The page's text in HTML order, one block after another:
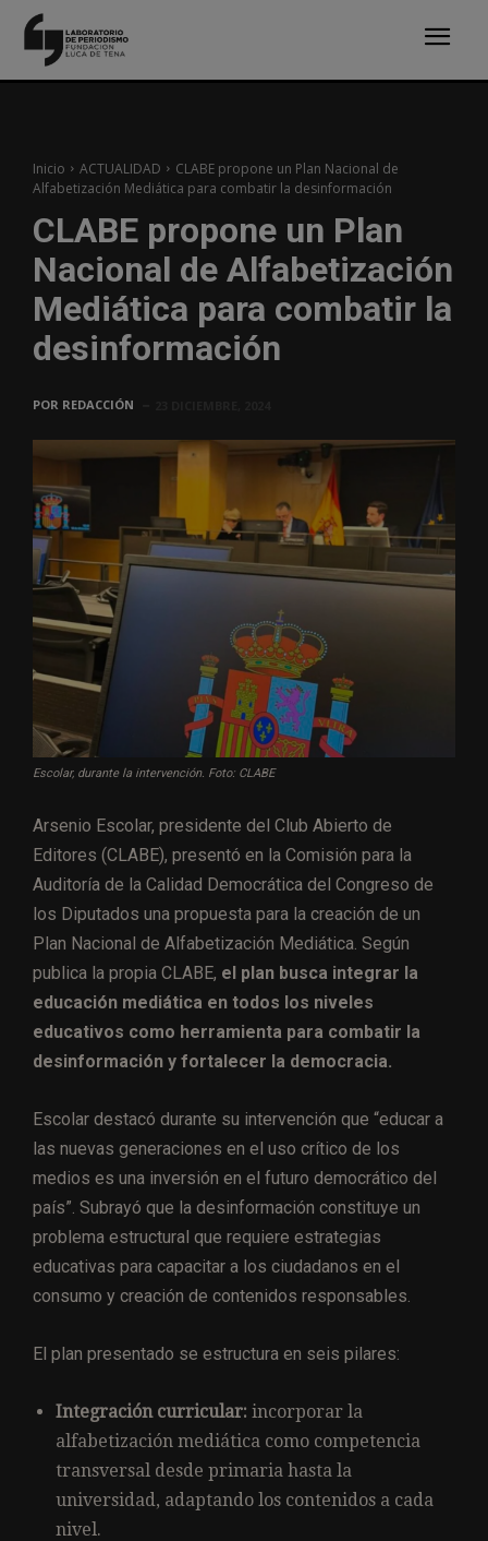
Inicio ACTUALIDAD
CLABE propone un Plan Nacional de
Alfabetización Mediática para combatir la desinformación
CLABE propone un Plan
Nacional de Alfabetización
Mediática para combatir la
desinformación
POR REDACCIÓN
Escolar, durante la intervención. Foto: CLABE
Arsenio Escolar, presidente del Club Abierto de
Editores (CLABE), presentó en la Comisión para la
Auditoría de la Calidad Democrática del Congreso de
los Diputados una propuesta para la creación de un
Plan Nacional de Alfabetización Mediática. Según
publica la propia CLABE, el plan busca integrar la
educación mediática en todos los niveles
educativos como herramienta para combatir la
desinformación y fortalecer la democracia.
Escolar destacó durante su intervención que “educar a
las nuevas generaciones en el uso crítico de los
medios es una inversión en el futuro democrático del
país”. Subrayó que la desinformación constituye un
problema estructural que requiere estrategias
educativas para capacitar a los ciudadanos en el
consumo y creación de contenidos responsables.
El plan presentado se estructura en seis pilares:
Integración curricular: incorporar la
alfabetización mediática como competencia
transversal desde primaria hasta la
universidad, adaptando los contenidos a cada
nivel.